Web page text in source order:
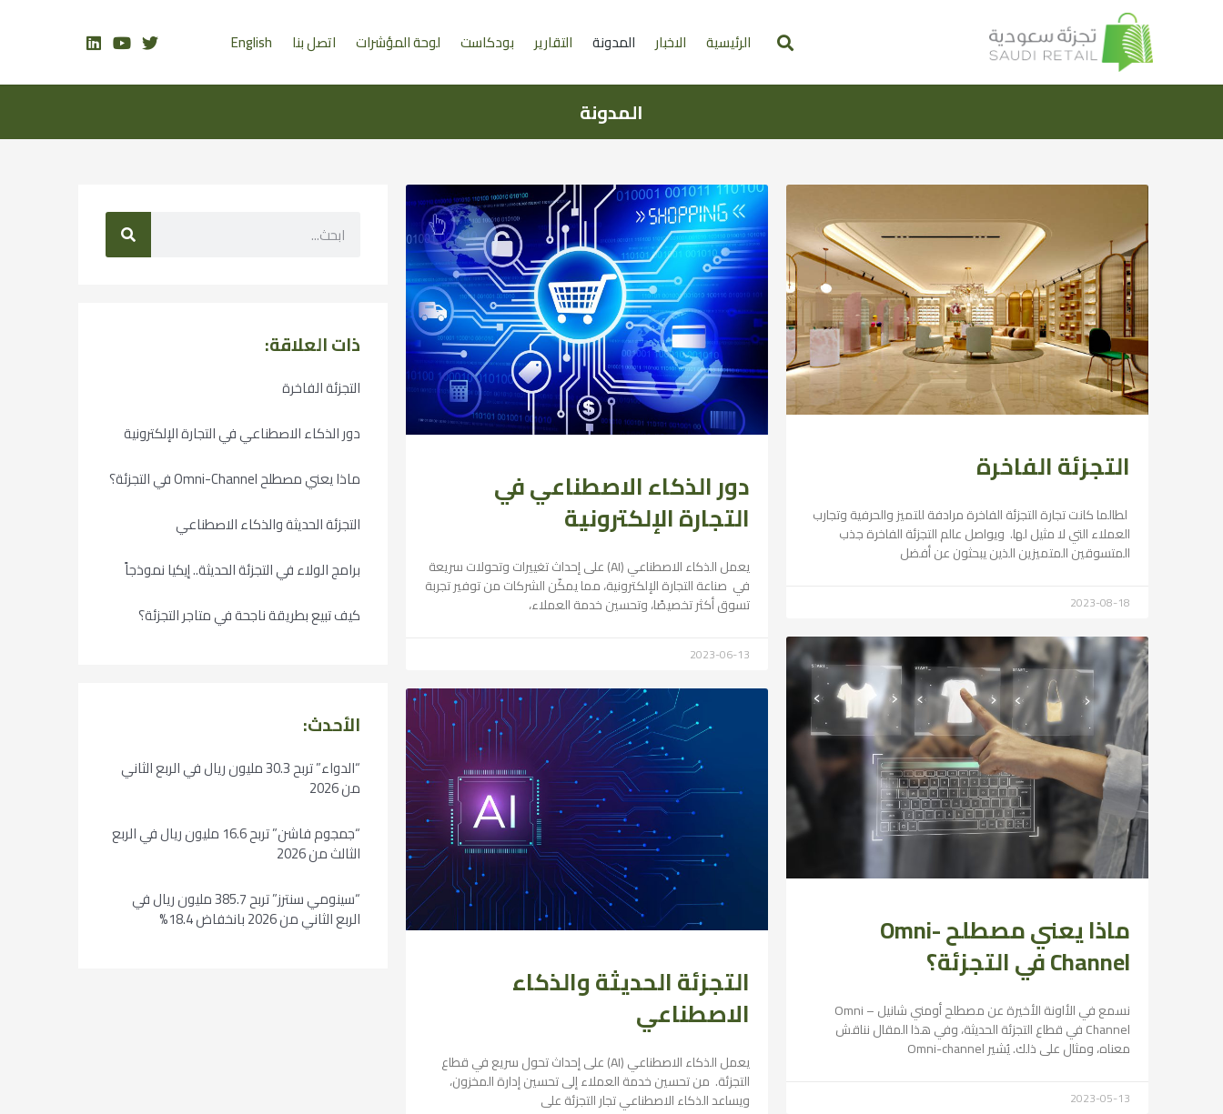
الرئيسية الاخبار المدونة التقارير بودكاست لوحة المؤشرات اتصل بنا English
المدونة
التجزئة الفاخرة
لطالما كانت تجارة التجزئة الفاخرة مرادفة للتميز والحرفية وتجارب
العملاء التي لا مثيل لها. ويواصل عالم التجزئة الفاخرة جذب
المتسوقين المتميزين الذين يبحثون عن أفضل
2023-08-18
دور الذكاء الاصطناعي في
التجارة الإلكترونية
يعمل الذكاء الاصطناعي (AI) على إحداث تغييرات وتحولات سريعة
في صناعة التجارة الإلكترونية، مما يمكّن الشركات من توفير تجربة
تسوق أكثر تخصيصًا، وتحسين خدمة العملاء،
2023-06-13
ماذا يعني مصطلح Omni-
Channel في التجزئة؟
نسمع في الأاونة الأخيرة عن مصطلح أومني شانيل – Omni
Channel في قطاع التجزئة الحديثة، وفي هذا المقال نناقش
معناه، ومثال على ذلك. يُشير Omni-channel
2023-05-13
التجزئة الحديثة والذكاء
الاصطناعي
يعمل الذكاء الاصطناعي (AI) على إحداث تحول سريع في قطاع
التجزئة. من تحسين خدمة العملاء إلى تحسين إدارة المخزون،
ويساعد الذكاء الاصطناعي تجار التجزئة على
ذات العلاقة:
التجزئة الفاخرة
دور الذكاء الاصطناعي في التجارة الإلكترونية
ماذا يعني مصطلح Omni-Channel في التجزئة؟
التجزئة الحديثة والذكاء الاصطناعي
برامج الولاء في التجزئة الحديثة.. إيكيا نموذجاً
كيف تبيع بطريقة ناجحة في متاجر التجزئة؟
الأحدث:
“الدواء” تربح 30.3 مليون ريال في الربع الثاني
من 2026
“جمجوم فاشن” تربح 16.6 مليون ريال في الربع
الثالث من 2026
“سينومي سنترز” تربح 385.7 مليون ريال في
الربع الثاني من 2026 بانخفاض 18.4%